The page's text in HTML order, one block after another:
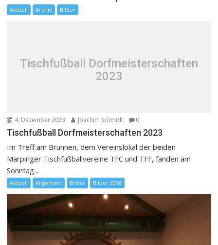
Aktuell Archiv Bilder
Tischfußball Dorfmeisterschaften
2023
4. Dezember 2023 Joachim Schmidt 0
Tischfußball Dorfmeisterschaften 2023
Im Treff am Brunnen, dem Vereinslokal der beiden
Marpinger Tischfußballvereine TFC und TFF, fanden am
Sonntag...
Aktuell Allgemein Bilder Bilder 2018